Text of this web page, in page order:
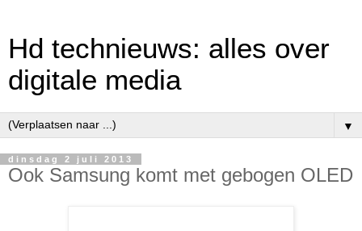
Hd technieuws: alles over
digitale media
▼
dinsdag 2 juli 2013
Ook Samsung komt met gebogen OLED